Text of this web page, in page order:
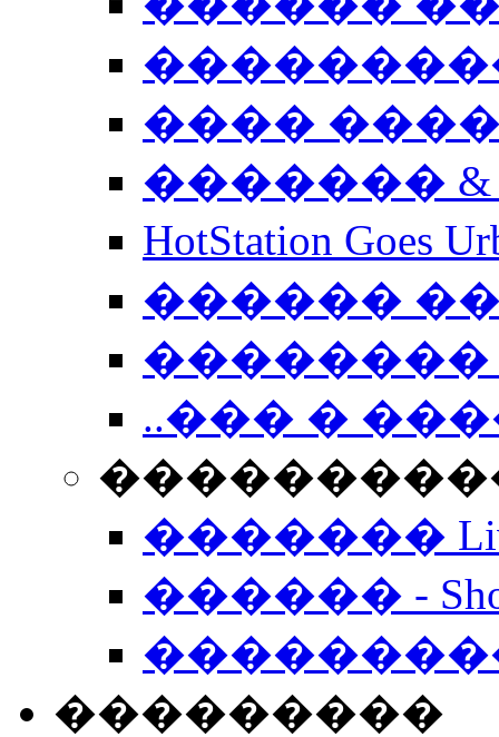
����
�������
HotStation
������
��������
..��� �
����������
�������
������ -
���������